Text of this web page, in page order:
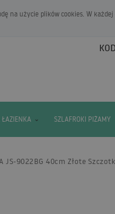
na użycie plików cookies. W
SZLAFROKI PIŻAMY
JS-9022BG 40cm Złote